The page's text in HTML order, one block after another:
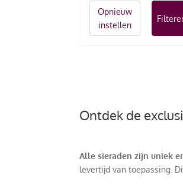
Opnieuw
instellen
Ontdek de
Alle sieraden zijn uniek
levertijd van toepassing.